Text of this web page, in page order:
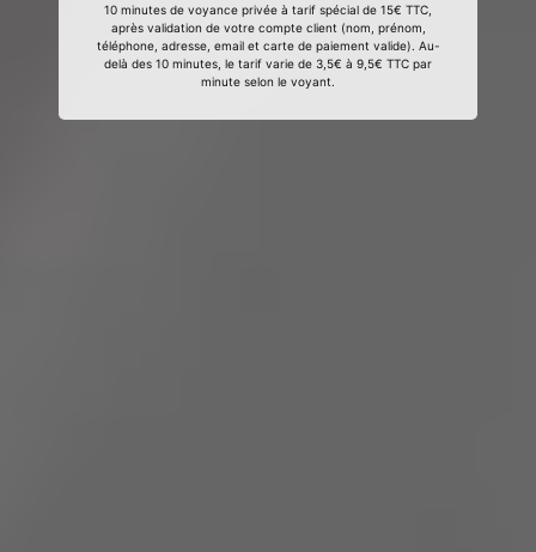
10 minutes de voyance privée à tarif spécial de 15€ TTC,
après validation de votre compte client (nom, prénom,
téléphone, adresse, email et carte de paiement valide). Au-
delà des 10 minutes, le tarif varie de 3,5€ à 9,5€ TTC par
minute selon le voyant.